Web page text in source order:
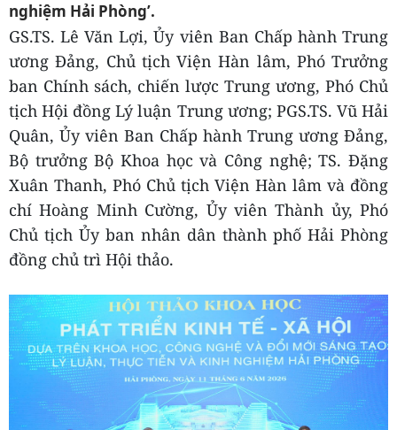
nghiệm Hải Phòng’.
GS.TS. Lê Văn Lợi, Ủy viên Ban Chấp hành Trung
ương Đảng, Chủ tịch Viện Hàn lâm, Phó Trưởng
ban Chính sách, chiến lược Trung ương, Phó Chủ
tịch Hội đồng Lý luận Trung ương; PGS.TS. Vũ Hải
Quân, Ủy viên Ban Chấp hành Trung ương Đảng,
Bộ trưởng Bộ Khoa học và Công nghệ; TS. Đặng
Xuân Thanh, Phó Chủ tịch Viện Hàn lâm và đồng
chí Hoàng Minh Cường, Ủy viên Thành ủy, Phó
Chủ tịch Ủy ban nhân dân thành phố Hải Phòng
đồng chủ trì Hội thảo.